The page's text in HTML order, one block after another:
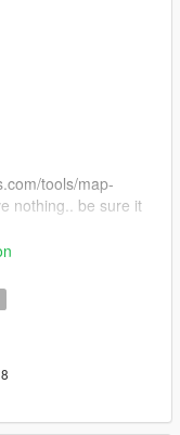
tools/map-
nothing.. be sure it
and kukako'
(using OpenIV):